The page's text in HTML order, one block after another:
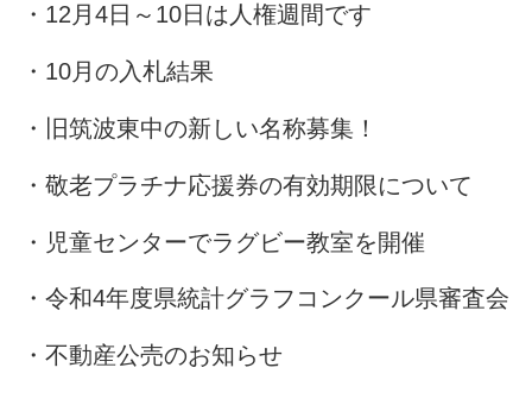
・12月4日～10日は人権週間です
・10月の入札結果
・旧筑波東中の新しい名称募集！
・敬老プラチナ応援券の有効期限について
・児童センターでラグビー教室を開催
・令和4年度県統計グラフコンクール県審査会
・不動産公売のお知らせ